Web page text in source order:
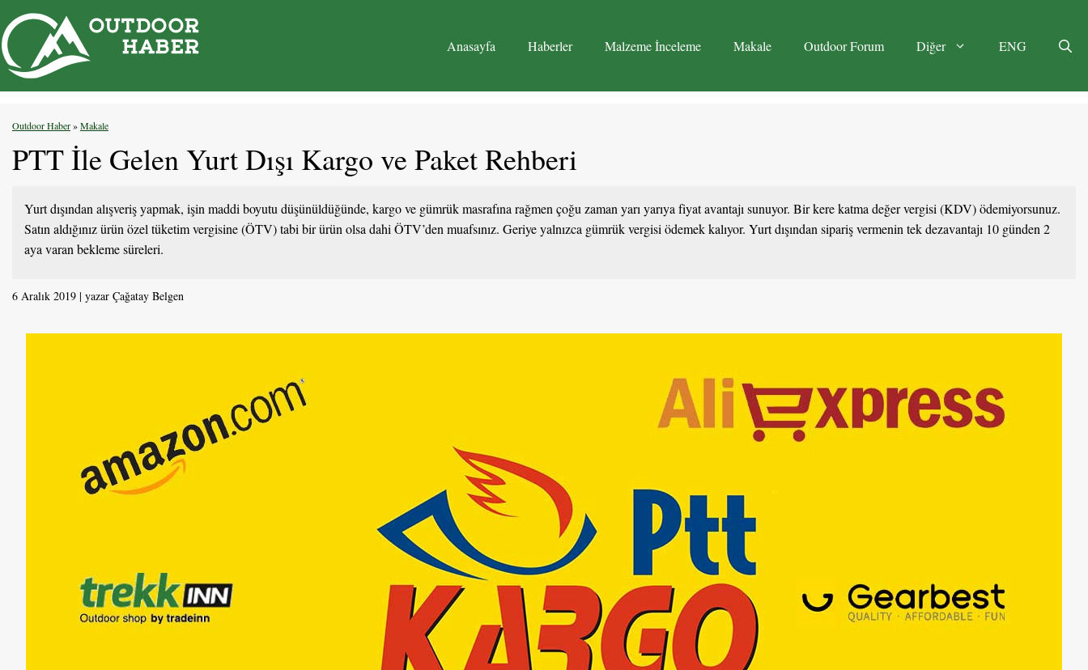
İçeriğe
atla
Anasayfa Haberler Malzeme İnceleme Makale Outdoor Forum Diğer ENG
Outdoor Haber»Makale
PTT İle Gelen Yurt Dışı Kargo ve Paket Rehberi
Yurt dışından alışveriş yapmak, işin maddi boyutu düşünüldüğünde, kargo ve gümrük masrafına rağmen çoğu zaman yarı yarıya fiyat avantajı sunuyor. Bir kere katma değer vergisi (KDV) ödemiyorsunuz.
Satın aldığınız ürün özel tüketim vergisine (ÖTV) tabi bir ürün olsa dahi ÖTV’den muafsınız. Geriye yalnızca gümrük vergisi ödemek kalıyor. Yurt dışından sipariş vermenin tek dezavantajı 10 günden 2
aya varan bekleme süreleri.
6 Aralık 2019 yazar Çağatay Belgen